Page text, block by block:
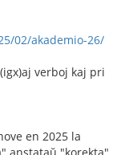
02/akademio-26/
verboj kaj pri
en 2025 la